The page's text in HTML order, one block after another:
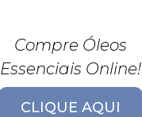
Compre Óleos
Essenciais Online!
CLIQUE AQUI